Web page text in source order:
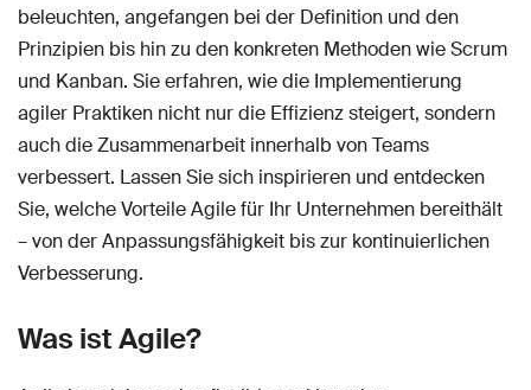
beleuchten, angefangen bei der Definition und den
Prinzipien bis hin zu den konkreten Methoden wie Scrum
und Kanban. Sie erfahren, wie die Implementierung
agiler Praktiken nicht nur die Effizienz steigert, sondern
auch die Zusammenarbeit innerhalb von Teams
verbessert. Lassen Sie sich inspirieren und entdecken
Sie, welche Vorteile Agile für Ihr Unternehmen bereithält
– von der Anpassungsfähigkeit bis zur kontinuierlichen
Verbesserung.
Was ist Agile?